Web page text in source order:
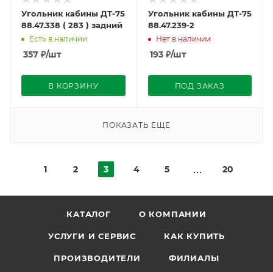
Угольник кабины ДТ-75
88.47.338 ( 283 ) задний
Есть в наличии
357 ₽/шт
В КОРЗИНУ
Угольник кабины ДТ-75
88.47.239-2
Нет в наличии
193₽/шт
ПОД ЗАКАЗ
ПОКАЗАТЬ ЕЩЕ
1 2 3 4 5 20
КАТАЛОГ О КОМПАНИИ
УСЛУГИ И СЕРВИС КАК КУПИТЬ
ПРОИЗВОДИТЕЛИ ФИЛИАЛЫ